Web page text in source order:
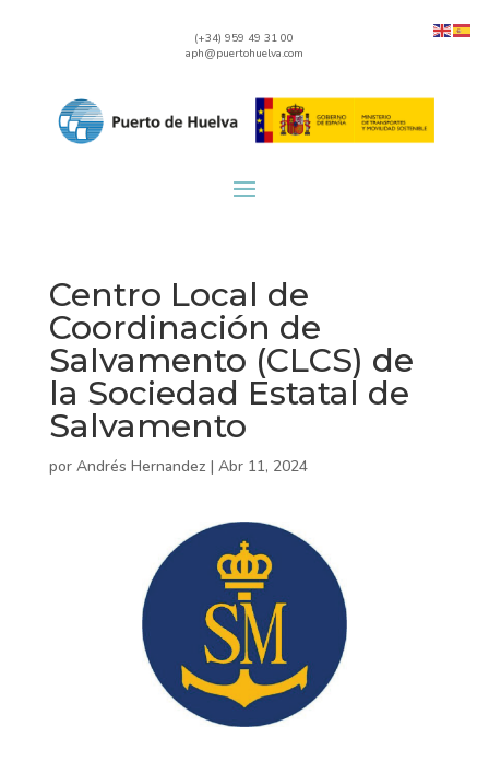
(+34) 959 49 31 00
aph@puertohuelva.com
Centro Local de
Coordinación de
Salvamento (CLCS) de
la Sociedad Estatal de
Salvamento
por Andrés Hernandez | Abr 11, 2024